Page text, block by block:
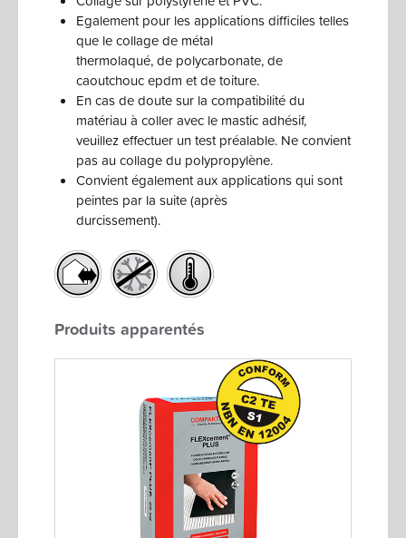
Egalement pour les applications difficiles telles
que le collage de métal
thermolaqué, de polycarbonate, de
caoutchouc epdm et de toiture.
En cas de doute sur la compatibilité du
matériau à coller avec le mastic adhésif,
veuillez effectuer un test préalable. Ne convient
pas au collage du polypropylène.
Convient également aux applications qui sont
peintes par la suite (après
durcissement).
Produits apparentés